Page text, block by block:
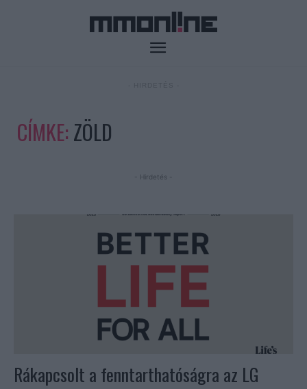
CÍMKE: ZÖLD
- Hirdetés -
Rákapcsolt a fenntarthatóságra az LG